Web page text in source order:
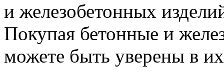
и железобетонных
Покупая бетонные и
можете быть уверены в их